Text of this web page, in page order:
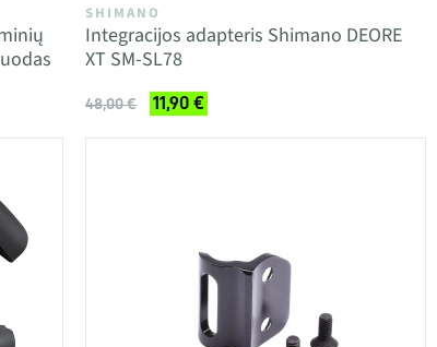
SHIMANO
Integracijos adapteris Shimano DEORE
XT SM-SL78
48,00 € 11,90 €